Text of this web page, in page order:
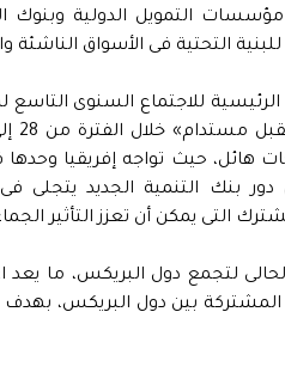
مؤسسات التمويل الدولية وبنوك
التحتية فى الأسواق الناشئة
للاجتماع السنوى
هائل، حيث تواجه إفريقيا
دور بنك التنمية الجديد يتجلى
التى يمكن أن تعزز التأثير
لتجمع دول البريكس، ما يعد
بين دول البريكس، بهدف